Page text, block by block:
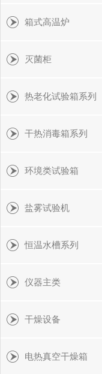
箱式高温炉
灭菌柜
热老化试验箱系列
干热消毒箱系列
环境类试验箱
盐雾试验机
恒温水槽系列
仪器主类
干燥设备
电热真空干燥箱